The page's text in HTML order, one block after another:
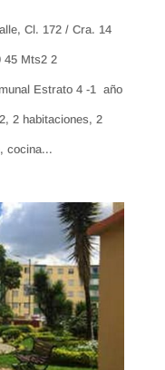
Cl. 172 / Cra. 14
45 Mts2 2
Estrato 4 -1 año
2 habitaciones, 2
cocina...